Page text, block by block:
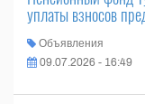
уплаты взносов
Объявления
09.07.2026 - 16:49